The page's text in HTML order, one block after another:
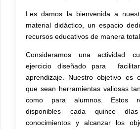
Les damos la bienvenida a
material didáctico, un espacio
recursos educativos de manera
Consideramos una actividad
ejercicio diseñado para
aprendizaje. Nuestro objetivo es
que sean herramientas valiosas
como para alumnos. Estos
disponibles cada quince
conocimientos y alcanzar los